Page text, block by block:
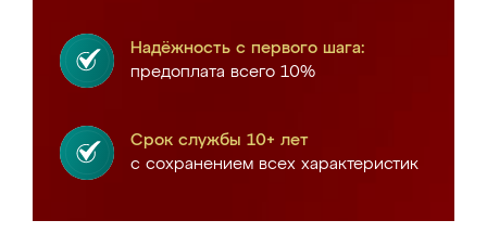
Надёжность с первого шага:
предоплата всего 10%
Срок службы 10+ лет
с сохранением всех характеристик